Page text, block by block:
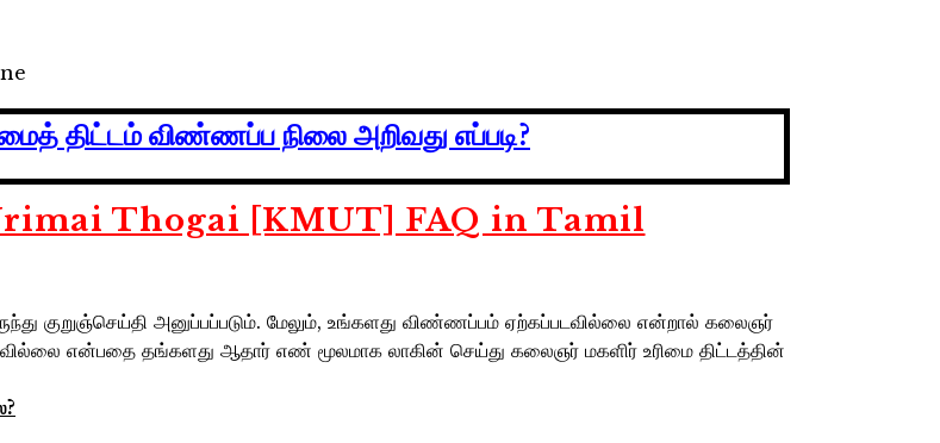
திட்டம் விண்ணப்ப நிலை அறிவது எப்படி?
Thogai [KMUT] FAQ in Tamil
குறுஞ்செய்தி அனுப்பப்படும். மேலும், உங்களது விண்ணப்பம் ஏற்கப்படவில்லை என்றால் கலைஞர்
என்பதை தங்களது ஆதார் எண் மூலமாக லாகின் செய்து கலைஞர் மகளிர் உரிமை திட்டத்தின்